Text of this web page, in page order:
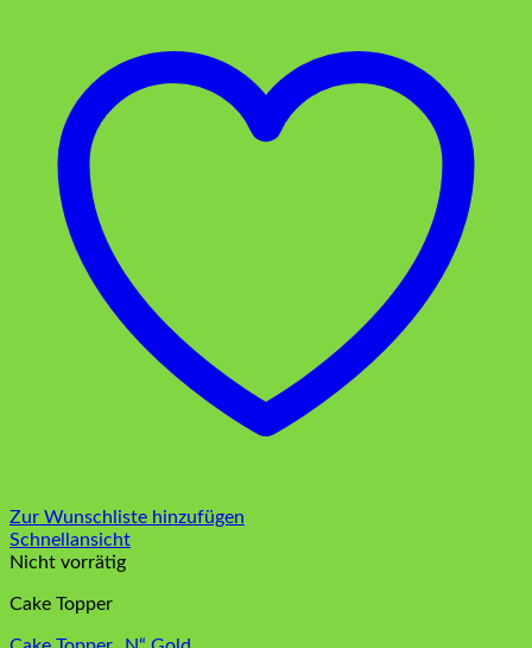
Zur Wunschliste hinzufügen
Schnellansicht
Nicht vorrätig
Cake Topper